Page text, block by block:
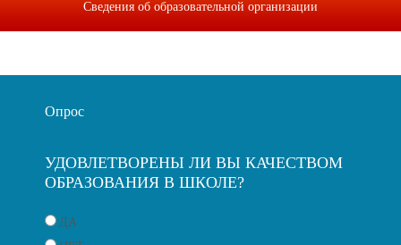
Сведения об образовательной организации
Опрос
УДОВЛЕТВОРЕНЫ ЛИ ВЫ КАЧЕСТВОМ
ОБРАЗОВАНИЯ В ШКОЛЕ?
ДА